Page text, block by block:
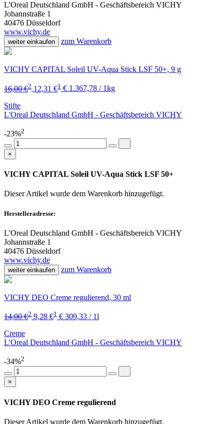
L'Oreal Deutschland GmbH - Geschäftsbereich VICHY
Johannstraße 1
40476 Düsseldorf
www.vichy.de
weiter einkaufen zum Warenkorb
VICHY CAPITAL Soleil UV-Aqua Stick LSF 50+, 9 g
16,00 €2 12,31 €1 € 1.367,78 / 1kg
Stifte
L'Oreal Deutschland GmbH - Geschäftsbereich VICHY
-23%2
×
VICHY CAPITAL Soleil UV-Aqua Stick LSF 50+
Dieser Artikel wurde dem Warenkorb hinzugefügt.
Herstelleradresse:
L'Oreal Deutschland GmbH - Geschäftsbereich VICHY
Johannstraße 1
40476 Düsseldorf
www.vichy.de
weiter einkaufen zum Warenkorb
VICHY DEO Creme regulierend, 30 ml
14,00 €2 9,28 €1 € 309,33 / 1l
Creme
L'Oreal Deutschland GmbH - Geschäftsbereich VICHY
-34%2
×
VICHY DEO Creme regulierend
Dieser Artikel wurde dem Warenkorb hinzugefügt.